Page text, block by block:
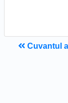
Cuvantul